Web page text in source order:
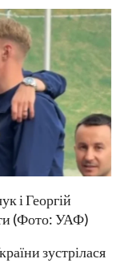
і Георгій
(Фото: УАФ)
зустрілася